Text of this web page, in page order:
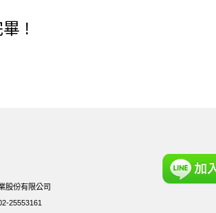
!
股份有限公司
25553161